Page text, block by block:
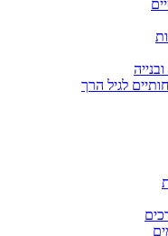
לגיל הרך